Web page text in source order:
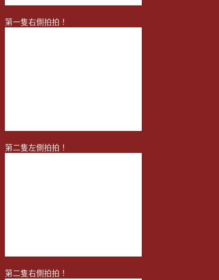
第一隻右側拍拍！
第二隻左側拍拍！
第二隻右側拍拍！